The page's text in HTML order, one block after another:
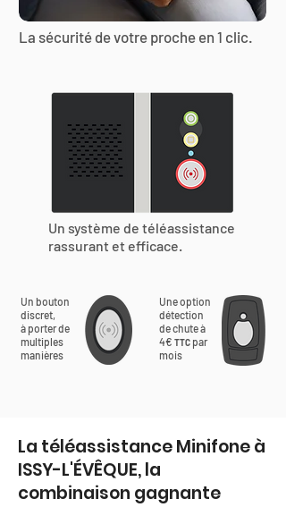
La sécurité de votre proche en 1 clic.
Un système de téléassistance
rassurant et efficace.
Un bouton
discret,
à porter de
multiples
manières
Une option
détection
de chute à
4€ TTC par
mois
La téléassistance Minifone à
ISSY-L'ÉVÊQUE, la
combinaison gagnante